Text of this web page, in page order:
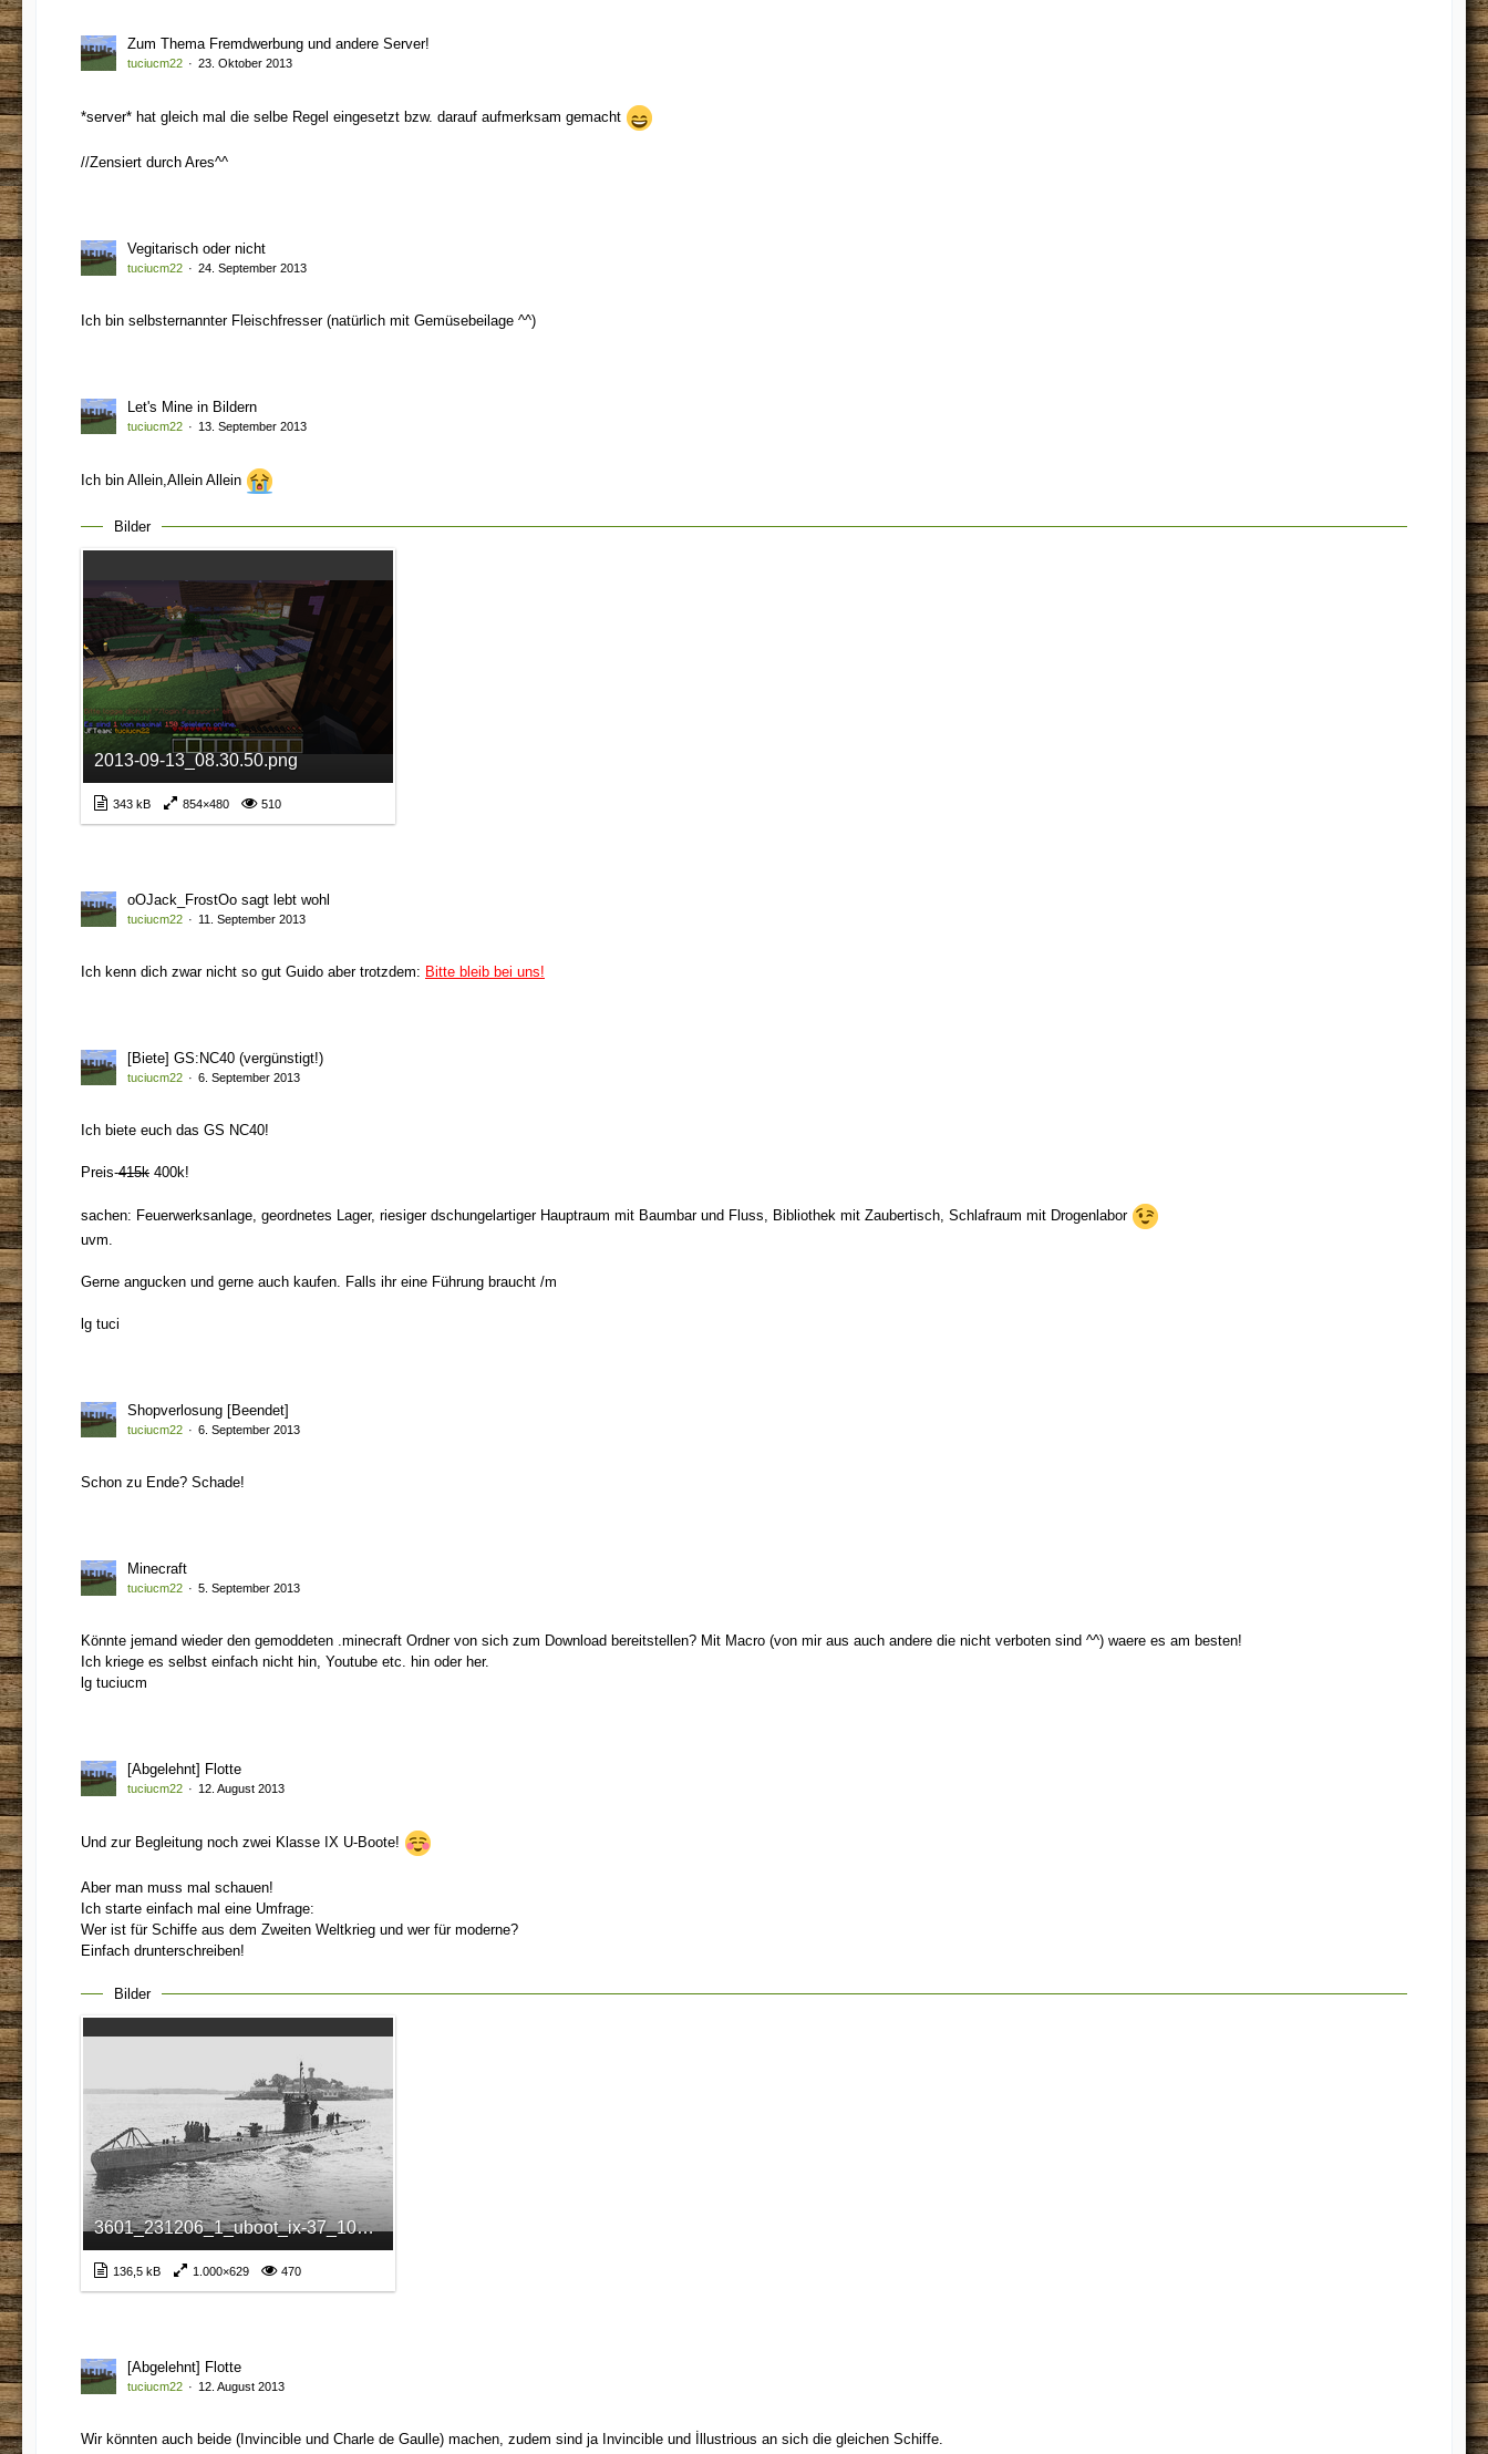
Zum Thema Fremdwerbung und andere Server!
tuciucm22 23. Oktober 2013
*server* hat gleich mal die selbe Regel eingesetzt bzw. darauf aufmerksam gemacht
//Zensiert durch Ares^^
Vegitarisch oder nicht
tuciucm22 24. September 2013
Ich bin selbsternannter Fleischfresser (natürlich mit Gemüsebeilage ^^)
Let's Mine in Bildern
tuciucm22 13. September 2013
Ich bin Allein,Allein Allein
Bilder
2013-09-13_08.30.50.png
343 kB 854×480 510
oOJack_FrostOo sagt lebt wohl
tuciucm22 11. September 2013
Ich kenn dich zwar nicht so gut Guido aber trotzdem: Bitte bleib bei uns!
[Biete] GS:NC40 (vergünstigt!)
tuciucm22 6. September 2013
Ich biete euch das GS NC40!
Preis-415k 400k!
sachen: Feuerwerksanlage, geordnetes Lager, riesiger dschungelartiger Hauptraum mit Baumbar und Fluss, Bibliothek mit Zaubertisch, Schlafraum mit Drogenlabor
uvm.
Gerne angucken und gerne auch kaufen. Falls ihr eine Führung braucht /m
lg tuci
Shopverlosung [Beendet]
tuciucm22 6. September 2013
Schon zu Ende? Schade!
Minecraft
tuciucm22 5. September 2013
Könnte jemand wieder den gemoddeten .minecraft Ordner von sich zum Download bereitstellen? Mit Macro (von mir aus auch andere die nicht verboten sind ^^) waere es am besten!
Ich kriege es selbst einfach nicht hin, Youtube etc. hin oder her.
lg tuciucm
[Abgelehnt] Flotte
tuciucm22 12. August 2013
Und zur Begleitung noch zwei Klasse IX U-Boote!
Aber man muss mal schauen!
Ich starte einfach mal eine Umfrage:
Wer ist für Schiffe aus dem Zweiten Weltkrieg und wer für moderne?
Einfach drunterschreiben!
Bilder
3601_231206_1_uboot_ix-37_1000[1].jpg
136,5 kB 1.000×629 470
[Abgelehnt] Flotte
tuciucm22 12. August 2013
Wir könnten auch beide (Invincible und Charle de Gaulle) machen, zudem sind ja Invincible und İllustrious an sich die gleichen Schiffe.